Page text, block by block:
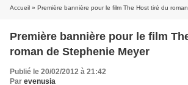
Accueil » Première bannière pour le film The Host tiré du
Première bannière pour le film
roman de Stephenie Meyer
Publié le 20/02/2012 à 21:42
Par evenusia